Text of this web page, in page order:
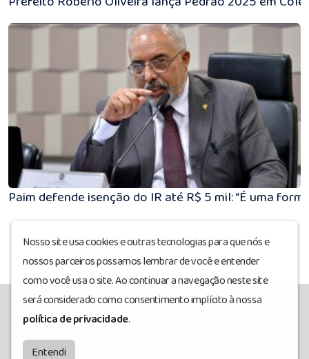
Paim defende isenção do IR até R$ 5 mil: “É uma
Nosso site usa cookies e outras tecnologias para que nós e
nossos parceiros possamos lembrar de você e entender
como você usa o site. Ao continuar a navegação neste site
será considerado como consentimento implícito à nossa
política de privacidade.
Entendi
Ativafm© Todos os direitos reservados.